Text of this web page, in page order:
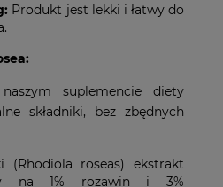
Produkt jest lekki i łatwy do
suplemencie diety
składniki, bez zbędnych
(Rhodiola roseas) ekstrakt
na 1% rozawin i 3%